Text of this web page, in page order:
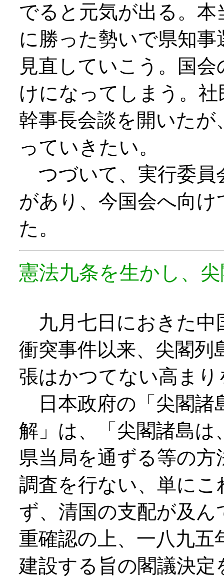
でると元気が出る。
に勝った勢いで県知
見直していこう。国
けになってしまう。
幹事長会談を開いた
っていきたい。
つづいて、実行委員
があり、今国会へ向
た。
憲法九条を生かし、
九月七日におきた中
衝突事件以来、尖閣列
張はかつてない高ま
日本政府の「尖閣諸
解」は、「尖閣諸島は
県当局を通ずる等の
調査を行ない、単に
ず、清国の支配が及
重確認の上、一八九五
建設する旨の閣議決